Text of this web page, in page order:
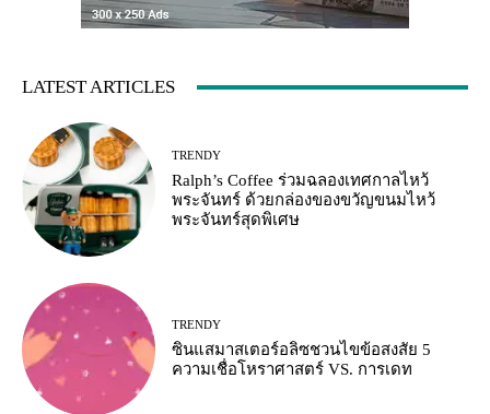
LATEST ARTICLES
TRENDY
Ralph’s Coffee ร่วมฉลองเทศกาลไหว้
พระจันทร์ ด้วยกล่องของขวัญขนมไหว้
พระจันทร์สุดพิเศษ
TRENDY
ซินแสมาสเตอร์อลิซชวนไขข้อสงสัย 5
ความเชื่อโหราศาสตร์ VS. การเดท